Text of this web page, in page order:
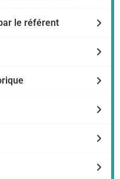
le référent